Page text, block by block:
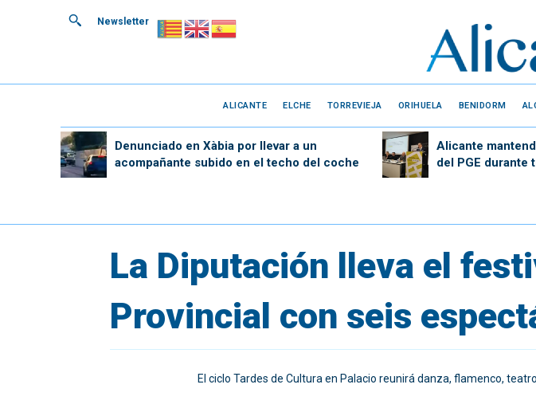
Newsletter
ALICANTE ELCHE TORREVIEJA ORIHUELA BENIDORM
Denunciado en Xàbia por llevar a un
acompañante subido en el techo del coche
Alicante
del PGE durante
La Diputación lleva el
Provincial con seis
El ciclo Tardes de Cultura en Palacio reunirá danza, flamenco,